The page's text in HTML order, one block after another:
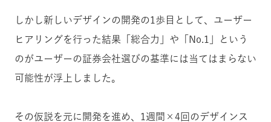
しかし新しいデザインの開発の1歩目として、ユーザー
ヒアリングを行った結果「総合力」や「No.1」という
のがユーザーの証券会社選びの基準には当てはまらない
可能性が浮上しました。
その仮説を元に開発を進め、1週間×4回のデザインス